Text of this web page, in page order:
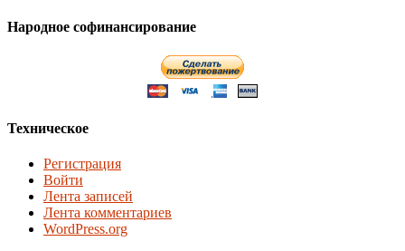
Народное софинансирование
Техническое
Регистрация
Войти
Лента записей
Лента комментариев
WordPress.org